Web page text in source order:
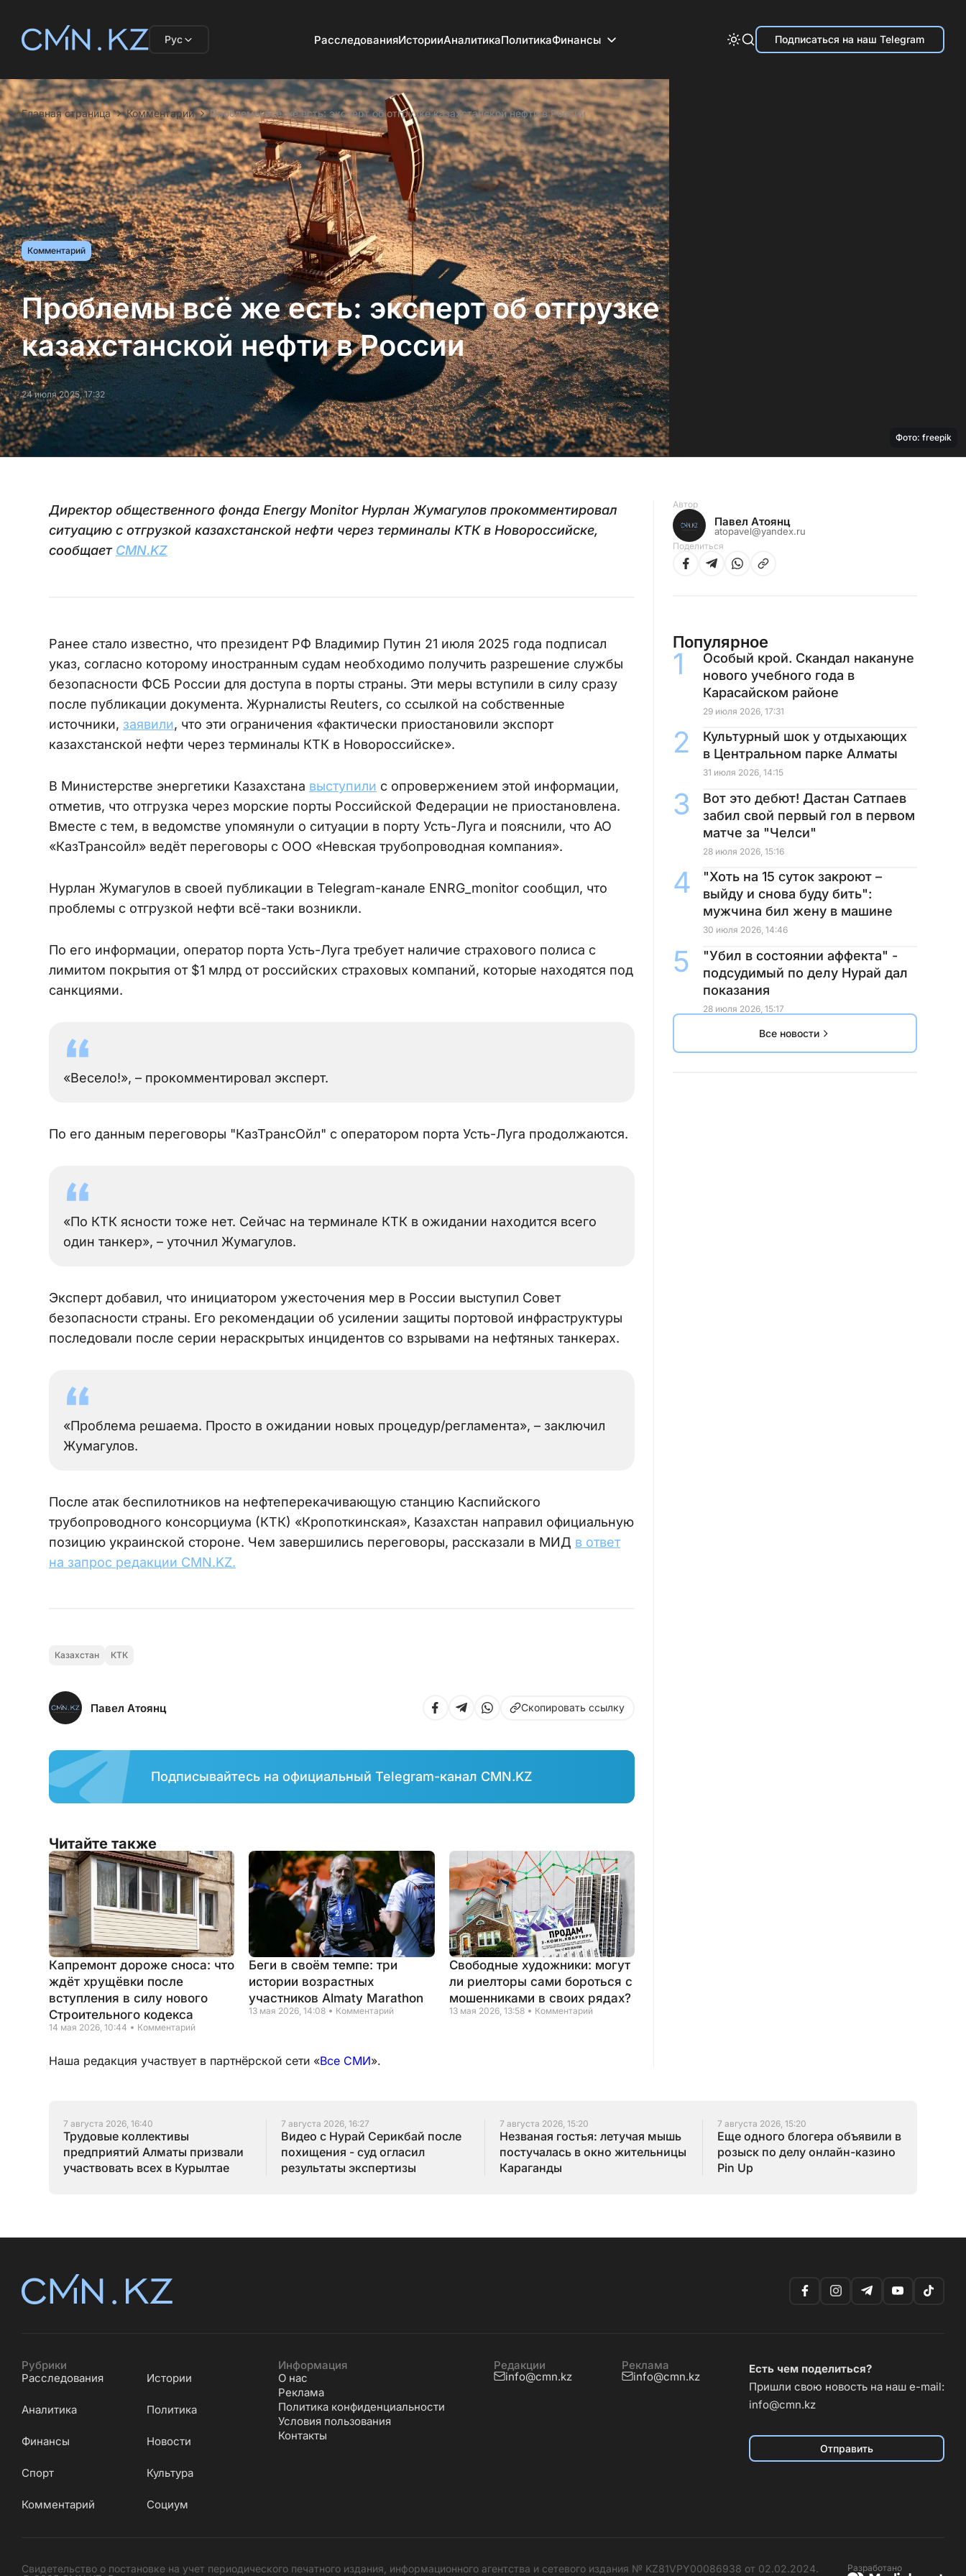
Рус РасследованияИсторииАналитикаПолитикаФинансы Подписаться на наш Telegram
Главная страница Комментарий Проблемы всё же есть: эксперт об отгрузке казахстанской нефти в России
Комментарий
Проблемы всё же есть: эксперт об отгрузке
казахстанской нефти в России
24 июля 2025, 17:32
Фото: freepik
Директор общественного фонда Energy Monitor Нурлан Жумагулов прокомментировал
ситуацию с отгрузкой казахстанской нефти через терминалы КТК в Новороссийске,
сообщает CMN.KZ
Ранее стало известно, что президент РФ Владимир Путин 21 июля 2025 года подписал
указ, согласно которому иностранным судам необходимо получить разрешение службы
безопасности ФСБ России для доступа в порты страны. Эти меры вступили в силу сразу
после публикации документа. Журналисты Reuters, со ссылкой на собственные
источники, заявили, что эти ограничения «фактически приостановили экспорт
казахстанской нефти через терминалы КТК в Новороссийске».
В Министерстве энергетики Казахстана выступили с опровержением этой информации,
отметив, что отгрузка через морские порты Российской Федерации не приостановлена.
Вместе с тем, в ведомстве упомянули о ситуации в порту Усть-Луга и пояснили, что АО
«КазТрансойл» ведёт переговоры с ООО «Невская трубопроводная компания».
Нурлан Жумагулов в своей публикации в Telegram-канале ЕNRG_monitor сообщил, что
проблемы с отгрузкой нефти всё-таки возникли.
По его информации, оператор порта Усть-Луга требует наличие страхового полиса с
лимитом покрытия от $1 млрд от российских страховых компаний, которые находятся под
санкциями.
«Весело!», – прокомментировал эксперт.
По его данным переговоры "КазТрансОйл" с оператором порта Усть-Луга продолжаются.
«По КТК ясности тоже нет. Сейчас на терминале КТК в ожидании находится всего
один танкер», – уточнил Жумагулов.
Эксперт добавил, что инициатором ужесточения мер в России выступил Совет
безопасности страны. Его рекомендации об усилении защиты портовой инфраструктуры
последовали после серии нераскрытых инцидентов со взрывами на нефтяных танкерах.
«Проблема решаема. Просто в ожидании новых процедур/регламента», – заключил
Жумагулов.
После атак беспилотников на нефтеперекачивающую станцию Каспийского
трубопроводного консорциума (КТК) «Кропоткинская», Казахстан направил официальную
позицию украинской стороне. Чем завершились переговоры, рассказали в МИД в ответ
на запрос редакции CMN.KZ.
Казахстан КТК
Павел Атоянц Скопировать ссылку
Подписывайтесь на официальный Telegram-канал CMN.KZ
Читайте также
Капремонт дороже сноса: что
ждёт хрущёвки после
вступления в силу нового
Строительного кодекса
14 мая 2026, 10:44 Комментарий
Беги в своём темпе: три
истории возрастных
участников Almaty Marathon
13 мая 2026, 14:08 Комментарий
Свободные художники: могут
ли риелторы сами бороться с
мошенниками в своих рядах?
13 мая 2026, 13:58 Комментарий
Наша редакция участвует в партнёрской сети «Все СМИ».
Автор
Павел Атоянц
atopavel@yandex.ru
Поделиться
Популярное
Особый крой. Скандал накануне
нового учебного года в
Карасайском районе
29 июля 2026, 17:31
Культурный шок у отдыхающих
в Центральном парке Алматы
31 июля 2026, 14:15
Вот это дебют! Дастан Сатпаев
забил свой первый гол в первом
матче за "Челси"
28 июля 2026, 15:16
"Хоть на 15 суток закроют –
выйду и снова буду бить":
мужчина бил жену в машине
30 июля 2026, 14:46
"Убил в состоянии аффекта" -
подсудимый по делу Нурай дал
показания
28 июля 2026, 15:17
Все новости
7 августа 2026, 16:40
Трудовые коллективы
предприятий Алматы призвали
участвовать всех в Курылтае
7 августа 2026, 16:27
Видео с Нурай Серикбай после
похищения - суд огласил
результаты экспертизы
7 августа 2026, 15:20
Незваная гостья: летучая мышь
постучалась в окно жительницы
Караганды
7 августа 2026, 15:20
Еще одного блогера объявили в
розыск по делу онлайн-казино
Pin Up
Рубрики
Расследования
Истории
Аналитика Политика
Финансы Новости
Cпорт Культура
Комментарий Социум
Информация
О нас
Реклама
Политика конфиденциальности
Условия пользования
Контакты
Редакции
info@cmn.kz
Реклама
info@cmn.kz
Есть чем поделиться?
Пришли свою новость на наш e-mail:
info@cmn.kz
Отправить
Свидетельство о постановке на учет периодического печатного издания, информационного агентства и сетевого издания № KZ81VPY00086938 от 02.02.2024.
Разработано